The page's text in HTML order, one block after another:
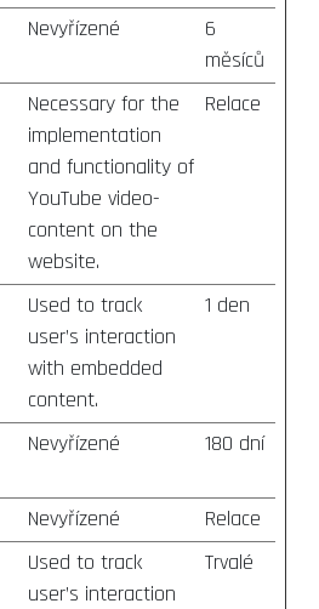
Nevyřízené
6
měsíců
Necessary for the
implementation
and functionality of
YouTube video-
content on the
website.
Relace
Used to track
user’s interaction
with embedded
content.
1 den
Nevyřízené 180 dní
Nevyřízené
Relace
Used to track
user’s interaction
Trvalé